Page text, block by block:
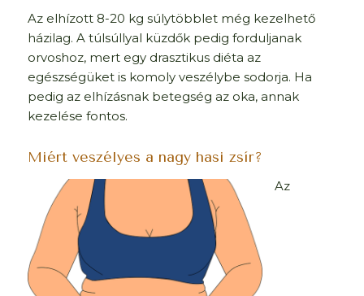
Az elhízott 8-20 kg súlytöbblet még kezelhető
házilag. A túlsúllyal küzdők pedig forduljanak
orvoshoz, mert egy drasztikus diéta az
egészségüket is komoly veszélybe sodorja. Ha
pedig az elhízásnak betegség az oka, annak
kezelése fontos.
Miért veszélyes a nagy hasi zsír?
Az